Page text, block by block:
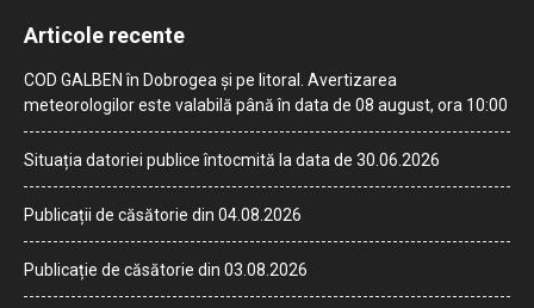
Articole recente
COD GALBEN în Dobrogea și pe litoral. Avertizarea
meteorologilor este valabilă până în data de 08 august, ora 10:00
Situația datoriei publice întocmită la data de 30.06.2026
Publicații de căsătorie din 04.08.2026
Publicație de căsătorie din 03.08.2026